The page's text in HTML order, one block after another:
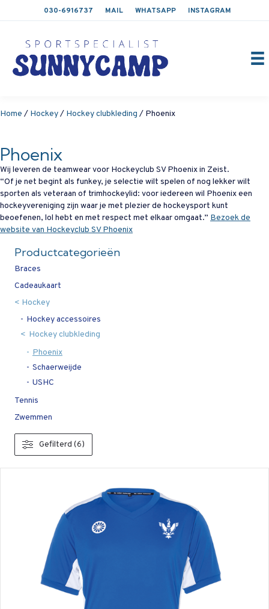
030-6916737 MAIL WHATSAPP INSTAGRAM
Home / Hockey/ Hockey clubkleding / Phoenix
Phoenix
Wij leveren de teamwear voor Hockeyclub SV Phoenix in Zeist.
“Of je net begint als funkey, je selectie wilt spelen of nog lekker wilt
sporten als veteraan of trimhockeylid: voor iedereen wil Phoenix een
hockeyvereniging zijn waar je met plezier de hockeysport kunt
beoefenen, lol hebt en met respect met elkaar omgaat.” Bezoek de
website van Hockeyclub SV Phoenix
Productcategorieën
Braces
Cadeaukaart
Hockey
Hockey accessoires
Hockey clubkleding
Phoenix
Schaerweijde
USHC
Tennis
Zwemmen
Gefilterd (6)